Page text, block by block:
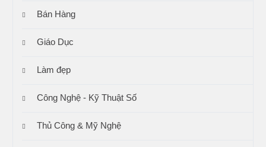
Bán Hàng
Giáo Dục
Làm đẹp
Công Nghệ - Kỹ Thuật Số
Thủ Công & Mỹ Nghệ